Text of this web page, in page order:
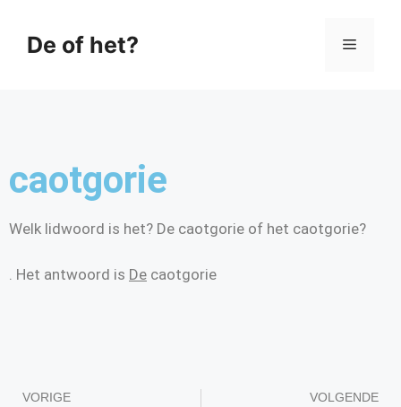
De of het?
caotgorie
Welk lidwoord is het? De caotgorie of het caotgorie?
. Het antwoord is De caotgorie
VORIGE VOLGENDE